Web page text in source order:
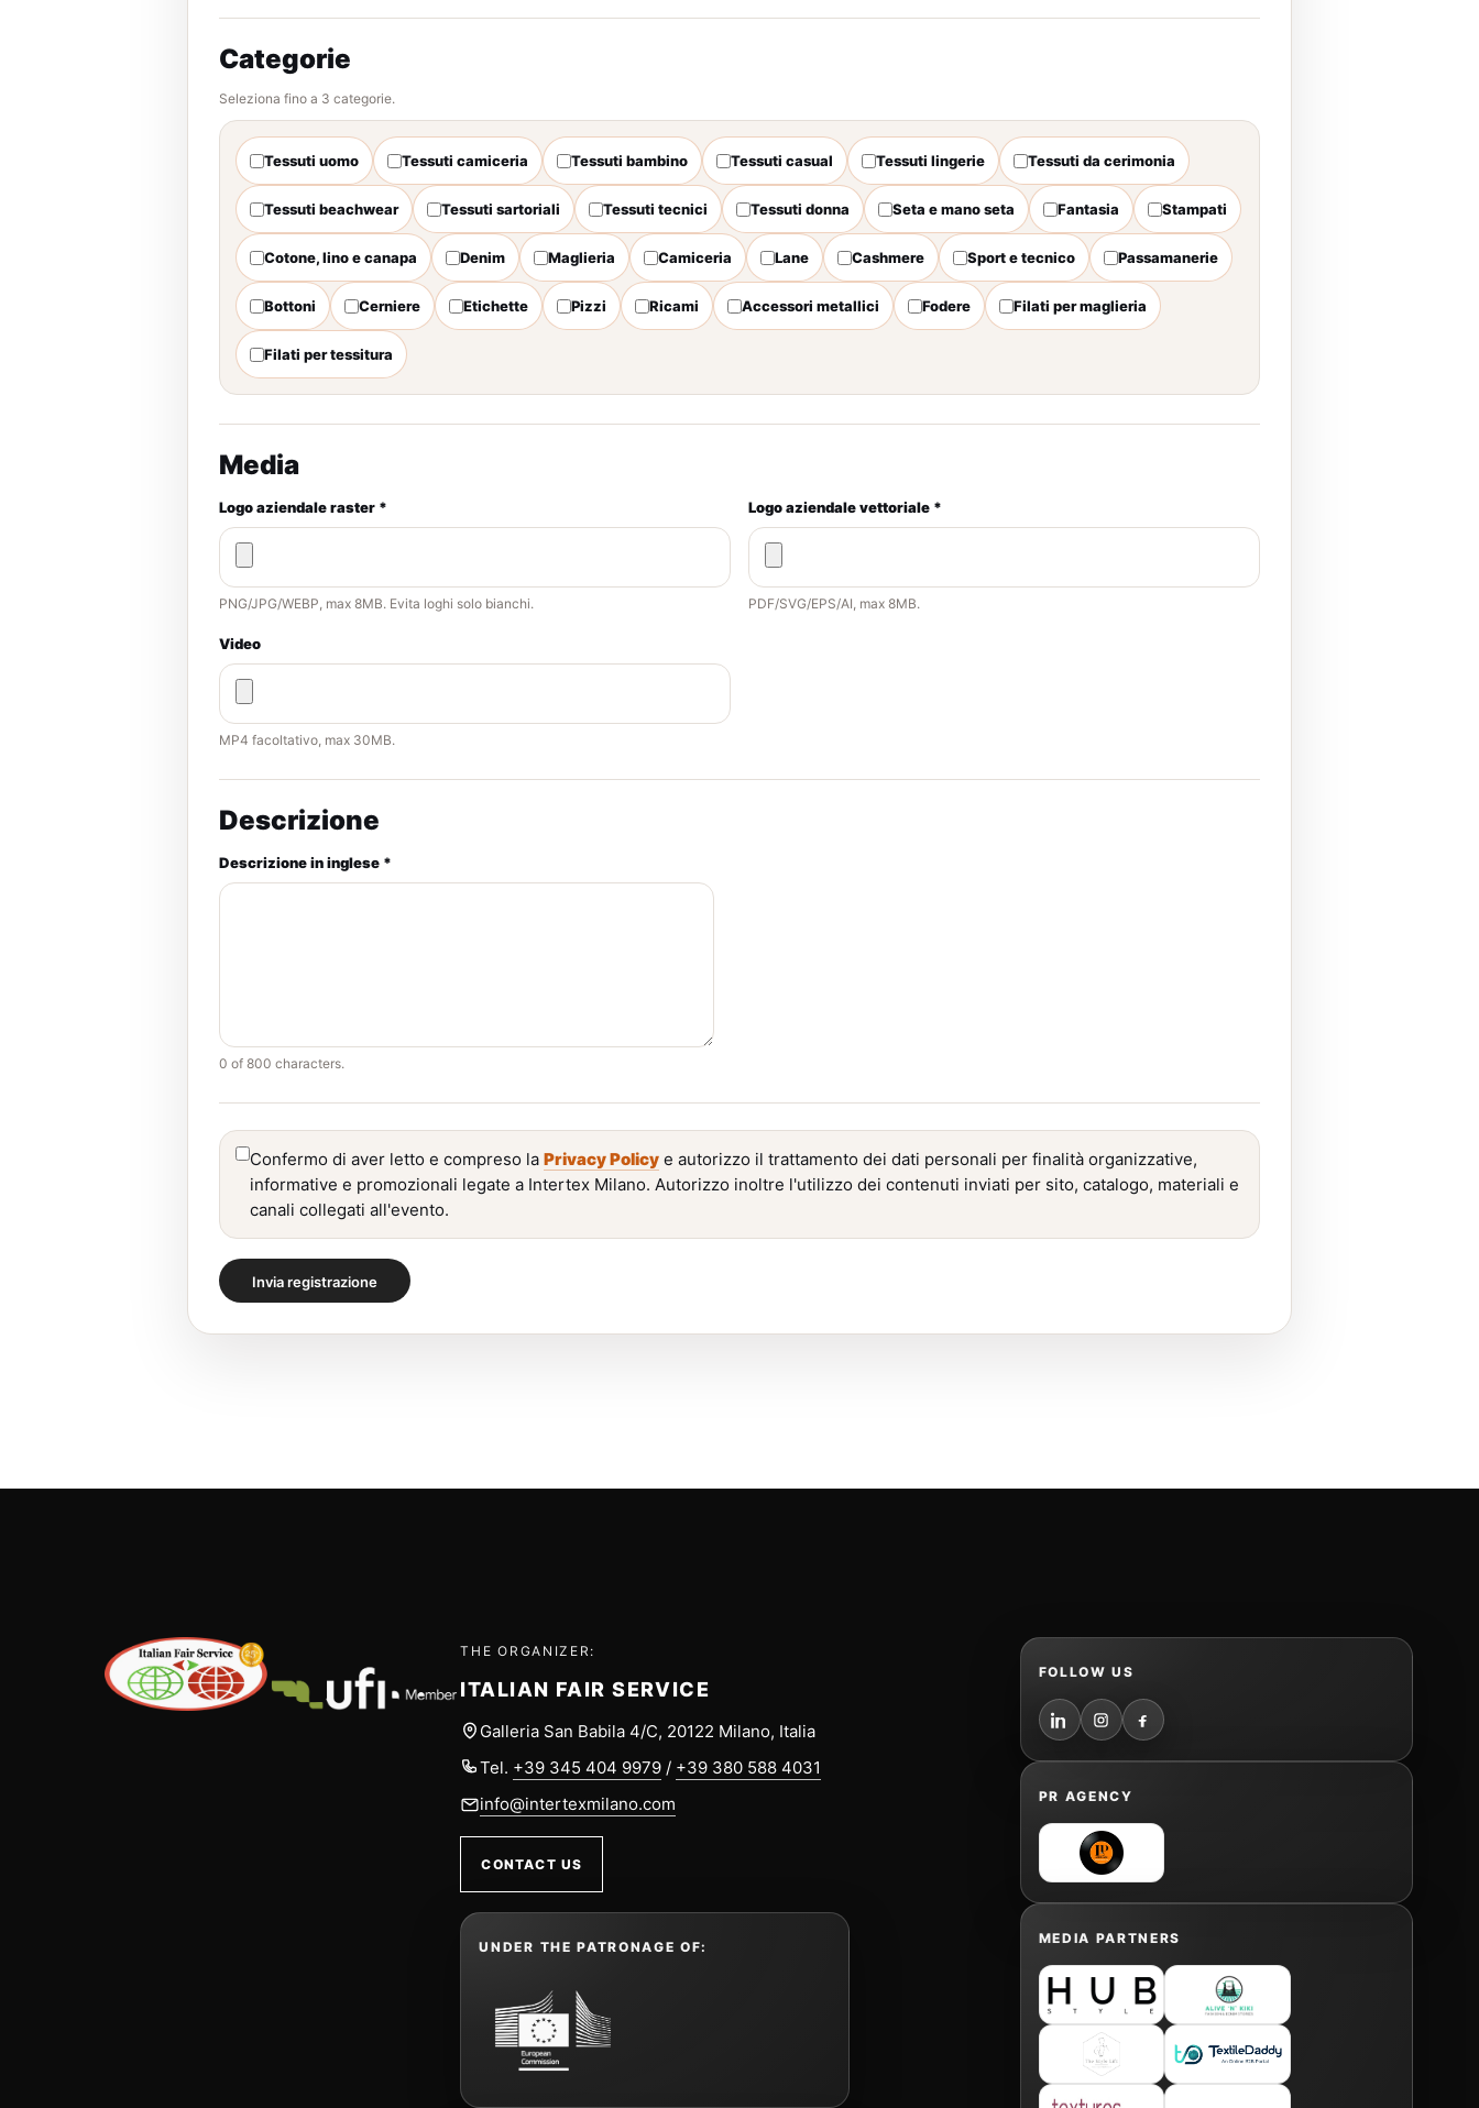
Categorie
Seleziona fino a 3 categorie.
Tessuti uomo Tessuti camiceria Tessuti bambino Tessuti casual Tessuti lingerie Tessuti da cerimonia
Tessuti beachwear Tessuti sartoriali Tessuti tecnici Tessuti donna Seta e mano seta Fantasia Stampati
Cotone, lino e canapa Denim Maglieria Camiceria Lane Cashmere Sport e tecnico Passamanerie
Bottoni Cerniere Etichette Pizzi Ricami Accessori metallici Fodere Filati per maglieria
Filati per tessitura
Media
Logo aziendale raster *
PNG/JPG/WEBP, max 8MB. Evita loghi solo bianchi.
Logo aziendale vettoriale *
PDF/SVG/EPS/AI, max 8MB.
Video
MP4 facoltativo, max 30MB.
Descrizione
Descrizione in inglese *
0 of 800 characters.
Confermo di aver letto e compreso la Privacy Policy e autorizzo il trattamento dei dati personali per finalità organizzative,
informative e promozionali legate a Intertex Milano. Autorizzo inoltre l'utilizzo dei contenuti inviati per sito, catalogo, materiali e
canali collegati all'evento.
Invia registrazione
THE ORGANIZER:
ITALIAN FAIR SERVICE
Galleria San Babila 4/C, 20122 Milano, Italia
Tel. +39 345 404 9979 / +39 380 588 4031
info@intertexmilano.com
CONTACT US
UNDER THE PATRONAGE OF:
FOLLOW US
PR AGENCY
MEDIA PARTNERS